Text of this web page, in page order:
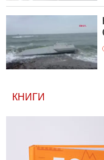
КНИГИ